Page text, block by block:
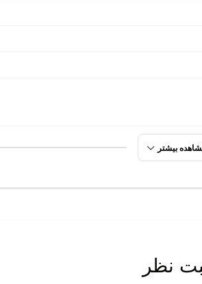
تپل تره یا در مرز دو سایز قرار دارید،
بیشتر
نظر